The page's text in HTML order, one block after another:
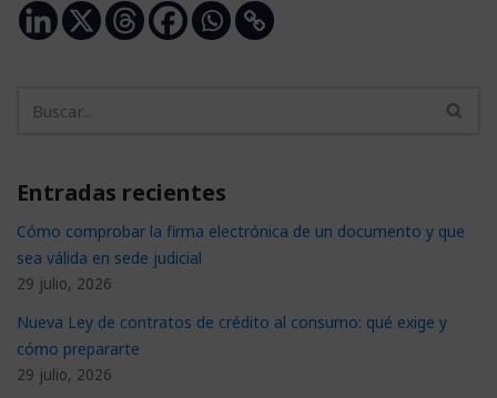
Entradas recientes
Cómo comprobar la firma electrónica de un documento y que
sea válida en sede judicial
29 julio, 2026
Nueva Ley de contratos de crédito al consumo: qué exige y
cómo prepararte
29 julio, 2026